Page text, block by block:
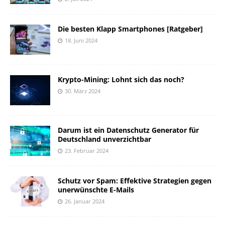
Die besten Klapp Smartphones [Ratgeber]
18. Juni 2024
Krypto-Mining: Lohnt sich das noch?
30. März 2024
Darum ist ein Datenschutz Generator für
Deutschland unverzichtbar
23. Februar 2024
Schutz vor Spam: Effektive Strategien gegen
unerwünschte E-Mails
26. Januar 2024